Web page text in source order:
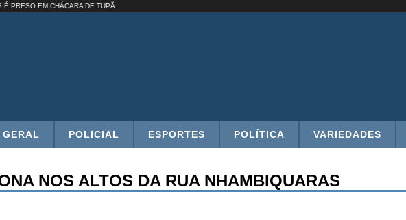
É PRESO EM CHÁCARA DE TUPÃ
GERAL POLICIAL ESPORTES POLÍTICA VARIEDADES
NOS ALTOS DA RUA NHAMBIQUARAS